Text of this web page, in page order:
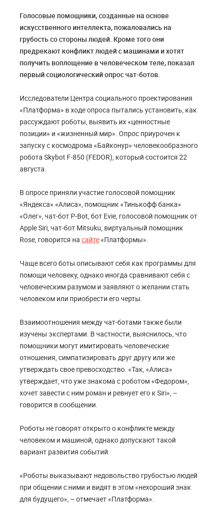
Голосовые помощники, созданные на основе
искусственного интеллекта, пожаловались на
грубость со стороны людей. Кроме того они
предрекают конфликт людей с машинами и хотят
получить воплощение в человеческом теле, показал
первый социологический опрос чат-ботов.
Исследователи Центра социального проектирования
«Платформа» в ходе опроса пытались установить, как
рассуждают роботы, выявить их «ценностные
позиции» и «жизненный мир». Опрос приурочен к
запуску с космодрома «Байконур» человекообразного
робота Skybot F-850 (FEDOR), который состоится 22
августа.
В опросе приняли участие голосовой помощник
«Яндекса» «Алиса», помощник «Тинькофф банка»
«Олег», чат-бот P-Bot, бот Evie, голосовой помощник от
Apple Siri, чат-бот Mitsuku, виртуальный помощник
Rose, говорится на сайте«Платформы».
Чаще всего боты описывают себя как программы для
помощи человеку, однако иногда сравнивают себя с
человеческим разумом и заявляют о желании стать
человеком или приобрести его черты.
Взаимоотношения между чат-ботами также были
изучены экспертами. В частности, выяснилось, что
помощники могут имитировать человеческие
отношения, симпатизировать друг другу или же
утверждать свое превосходство. «Так, «Алиса»
утверждает, что уже знакома с роботом «Федором»,
хочет завести с ним роман и ревнует его к Siri», –
говорится в сообщении.
Роботы не говорят открыто о конфликте между
человеком и машиной, однако допускают такой
вариант развития событий.
«Роботы выказывают недовольство грубостью людей
при общении с ними и видят в этом «нехороший знак
для будущего», – отмечает «Платформа».